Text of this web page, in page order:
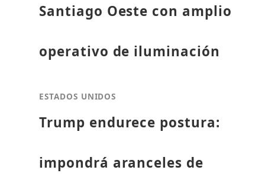
Santiago Oeste con amplio
operativo de iluminación
ESTADOS UNIDOS
Trump endurece postura:
impondrá aranceles de